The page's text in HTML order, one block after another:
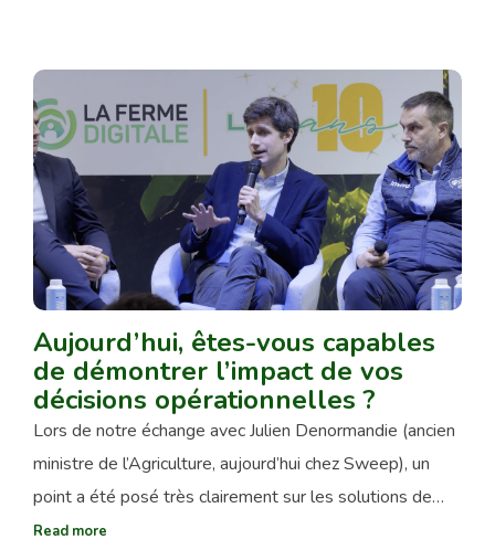
Aujourd’hui, êtes-vous capables
de démontrer l’impact de vos
décisions opérationnelles ?
Lors de notre échange avec Julien Denormandie (ancien
ministre de l’Agriculture, aujourd’hui chez Sweep), un
point a été posé très clairement sur les solutions de…
Read more